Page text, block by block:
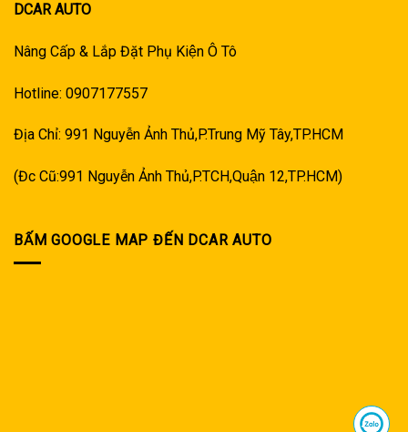
DCAR AUTO
Nâng Cấp & Lắp Đặt Phụ Kiện Ô Tô
Hotline: 0907177557
Địa Chỉ: 991 Nguyễn Ảnh Thủ,P.Trung Mỹ Tây,TP.HCM
(Đc Cũ:991 Nguyễn Ảnh Thủ,P.TCH,Quận 12,TP.HCM)
BẤM GOOGLE MAP ĐẾN DCAR AUTO